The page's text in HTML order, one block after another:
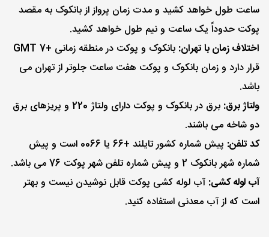
ساعت طول خواهد کشید و مدت زمان پرواز از بانکوک به مقصد
پوکت حدوداً یک ساعت و نیم طول خواهد کشید.
اختلاف زمان با تهران:
بانکوک و پوکت در منطقه زمانی +7 GMT
قرار دارد و زمان بانکوک و پوکت هفت ساعت جلوتر از تهران می
باشد.
ولتاژ برق:
برق در بانکوک و پوکت دارای ولتاژ 220 و پریزهای برق
دو شاخه می باشند.
کد تلفن:
پیش شماره کشور تایلند +66 یا 0066 است و پیش
شماره شهر بانکوک 2 و پیش شماره تلفن شهر پوکت 76 می باشد.
آب لوله کشی: آب لوله کشی پوکت قابل نوشیدن نیست و بهتر
است که از آب معدنی استفاده کنید.